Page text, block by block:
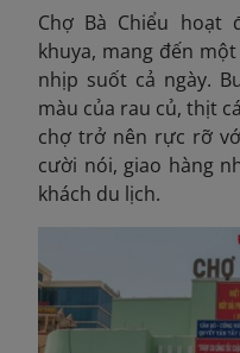
Chợ Bà Chiểu
khuya, mang đến
nhịp suốt cả ngày.
màu của rau củ, thịt
chợ trở nên rực rỡ
cười nói, giao hàng
khách du lịch.